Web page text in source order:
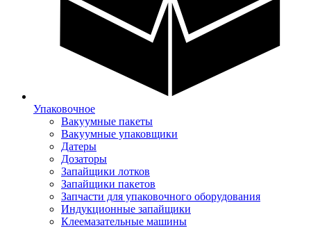
Упаковочное
Вакуумные пакеты
Вакуумные упаковщики
Датеры
Дозаторы
Запайщики лотков
Запайщики пакетов
Запчасти для упаковочного оборудования
Индукционные запайщики
Клеемазательные машины